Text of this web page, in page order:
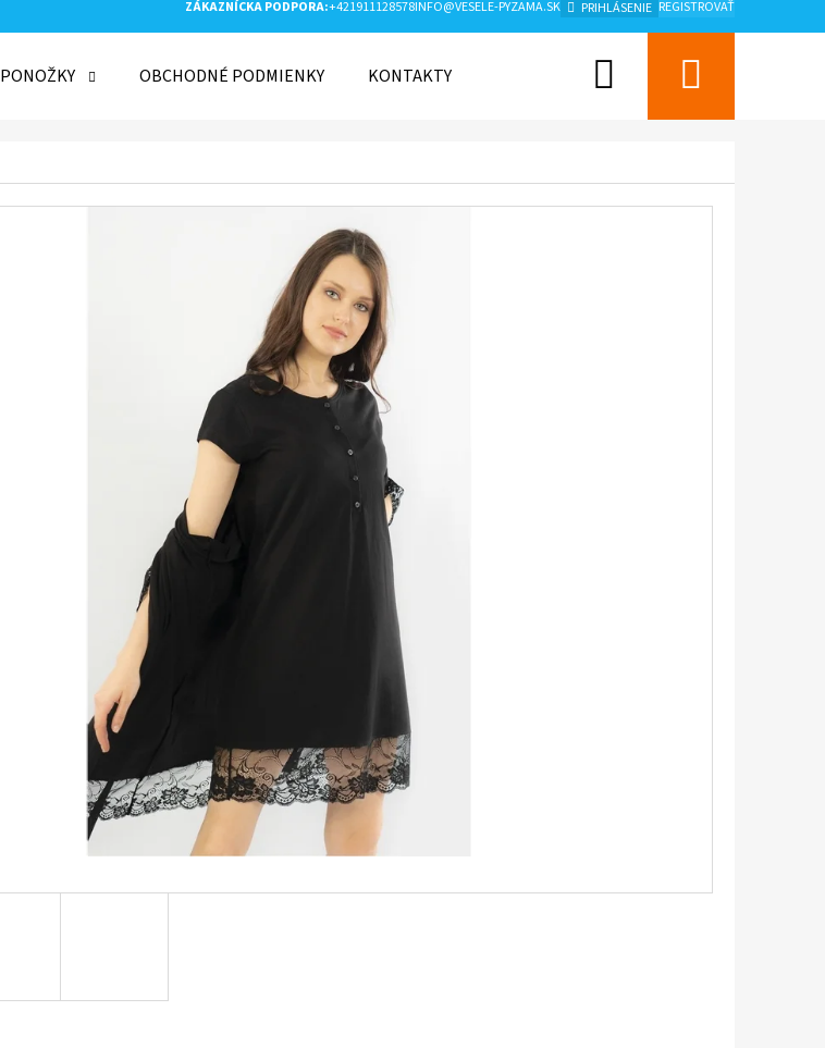
ZÁKAZNÍCKA PODPORA:+421911128578INFO@VESELE-PYZAMA.SK PRIHLÁSENIE REGISTROVAŤ
PONOŽKY OBCHODNÉ PODMIENKY KONTAKTY Hľadať
DÁMSKA NOČNÁ KOŠEĽA S KRÁTKYM